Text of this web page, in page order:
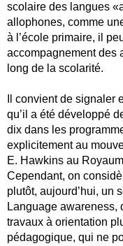
scolaire des langues
allophones, comme
à l’école primaire, il
accompagnement des
long de la scolarité.
Il convient de signaler
qu’il a été développé
dix dans les
explicitement au
E. Hawkins au
Cependant, on
plutôt, aujourd’hui, un
Language awareness,
travaux à orientation
pédagogique, qui ne